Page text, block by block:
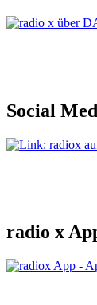
Social
radio x